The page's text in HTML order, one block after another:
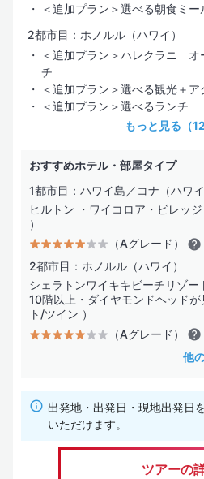
＜追加プラン＞選べる朝食ミー
2都市目：ホノルル（ハワイ）
＜追加プラン＞ハレクラニ
チ
＜追加プラン＞選べる観光＋ア
＜追加プラン＞選べるランチ
もっと見る （
おすすめホテル・部屋タイプ
1都市目：ハワイ島／コナ（ハワイ
ヒルトン ・ワイコロア・ビレッ
）
（Aグレード）
2都市目：ホノルル（ハワイ）
シェラトンワイキキビーチリゾ
10階以上・ダイヤモンドヘッド
ト/ツイン ）
（Aグレード）
他
出発地・出発日・現地出発日
いただけます。
ツアーの